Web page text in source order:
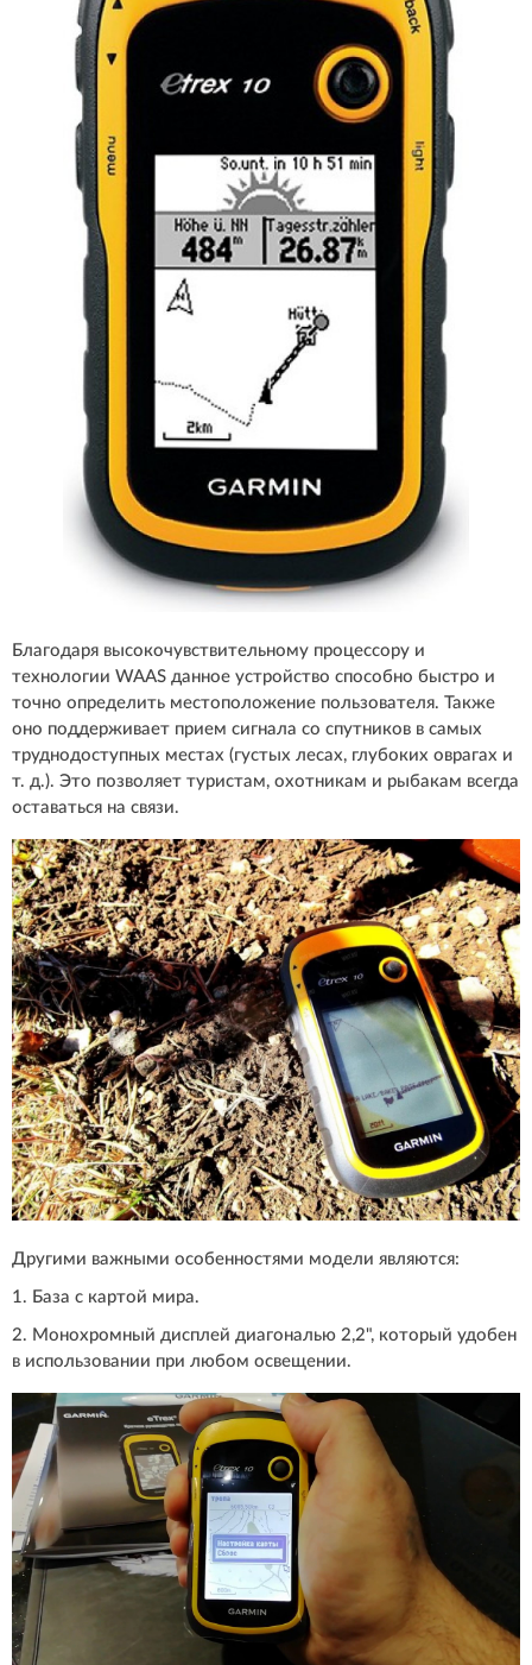
Благодаря высокочувствительному процессору и
технологии WAAS данное устройство способно быстро и
точно определить местоположение пользователя. Также
оно поддерживает прием сигнала со спутников в самых
труднодоступных местах (густых лесах, глубоких оврагах и
т. д.). Это позволяет туристам, охотникам и рыбакам всегда
оставаться на связи.
Другими важными особенностями модели являются:
1. База с картой мира.
2. Монохромный дисплей диагональю 2,2", который удобен
в использовании при любом освещении.